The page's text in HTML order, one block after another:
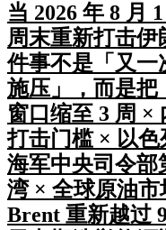
当 2026 年 8 月
周末重新打击
件事不是「又
施压」，而是把
窗口缩至 3 周 ×
打击门槛 × 以
海军中央司令部
湾 × 全球原油
Brent 重新越过